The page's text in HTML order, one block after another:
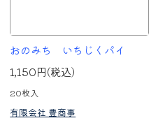
おのみち いちじくパイ
1,150円(税込)
20枚入
有限会社 豊商事